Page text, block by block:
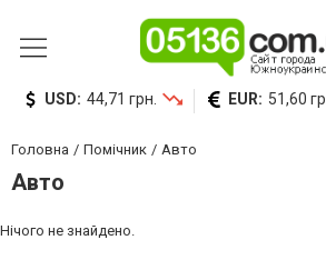
USD: 44,71 грн. EUR: 51,60
Головна Помічник Авто
Авто
Нічого не знайдено.